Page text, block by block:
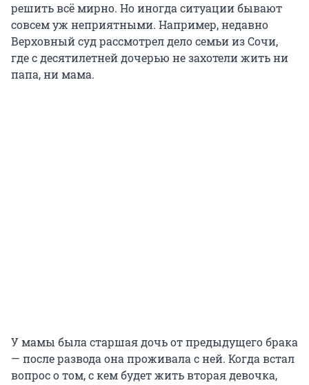
решить всё мирно. Но иногда ситуации бывают
совсем уж неприятными. Например, недавно
Верховный суд рассмотрел дело семьи из Сочи,
где с десятилетней дочерью не захотели жить ни
папа, ни мама.
У мамы была старшая дочь от предыдущего брака
— после развода она проживала с ней. Когда встал
вопрос о том, с кем будет жить вторая девочка,